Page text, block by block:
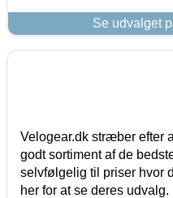
Se udvalget
Velogear.dk stræber efter
godt sortiment af de
selvfølgelig til priser hvor
her for at se deres udvalg.